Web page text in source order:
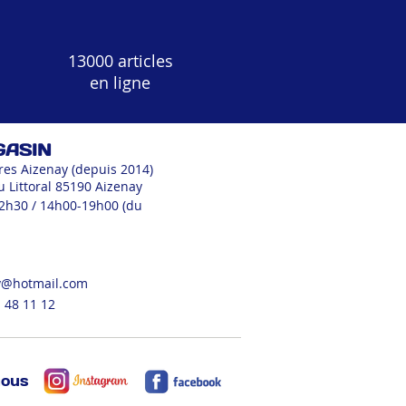
13000 articles
en ligne
Aizenay (depuis 2014)
Littoral 85190 Aizenay
/ 14h00-19h00 (du
48 11 12